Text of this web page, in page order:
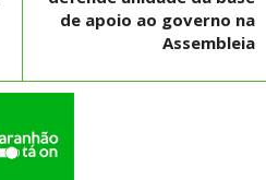
de apoio ao governo na
Assembleia